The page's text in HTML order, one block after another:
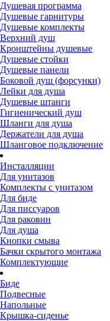
Душевая программа
Душевые гарнитуры
Душевые комплекты
Верхний душ
Кронштейны душевые
Душевые стойки
Душевые панели
Боковой душ (форсунки)
Лейки для душа
Душевые штанги
Гигиенический душ
Шланги для душа
Держатели для душа
Шланговое подключение
Инсталляции
Для унитазов
Комплекты с унитазом
Для биде
Для писсуаров
Для раковин
Для душа
Кнопки смыва
Бачки скрытого монтажа
Комплектующие
Биде
Подвесные
Напольные
Крышка-сиденье